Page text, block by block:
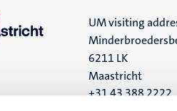
UM visiting
6211 LK
Maastricht
+31 43 388 2222